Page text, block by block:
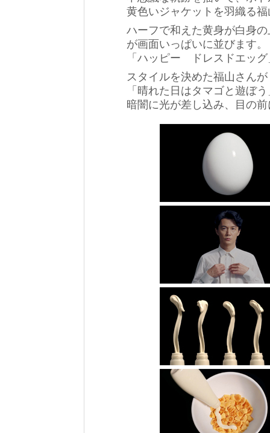
黄色いジャケットを羽織る
ハーフで和えた黄身が白身
が画面いっぱいに並びます。
「ハッピー ドレスドエッグ
スタイルを決めた福山さん
「晴れた日はタマゴと遊ぼ
暗闇に光が差し込み、目の